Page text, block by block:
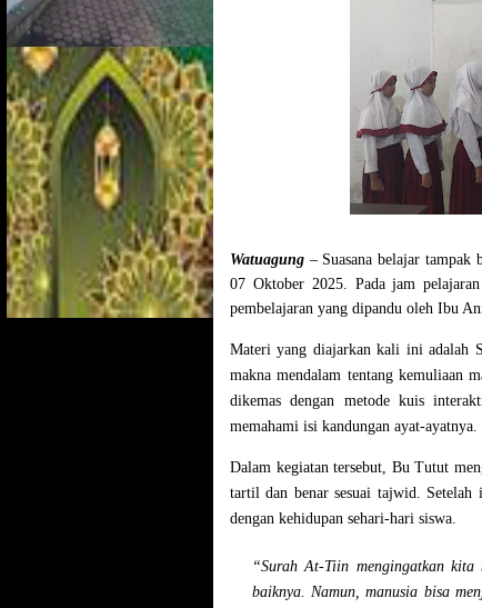
Watuagung – Suasana belajar tampak
07 Oktober 2025. Pada jam
pembelajaran yang dipandu oleh Ibu
Materi yang diajarkan kali ini adalah
makna mendalam tentang kemuliaan
dikemas dengan metode kuis
memahami isi kandungan ayat-ayatnya.
Dalam kegiatan tersebut, Bu Tutut
tartil dan benar sesuai tajwid. Setelah
dengan kehidupan sehari-hari siswa.
“Surah At-Tiin mengingatkan
baiknya. Namun, manusia bisa